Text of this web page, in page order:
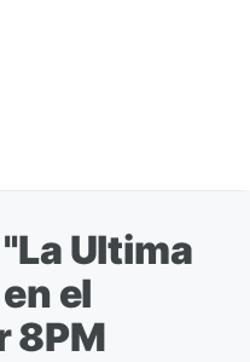
Ultima
el
8PM